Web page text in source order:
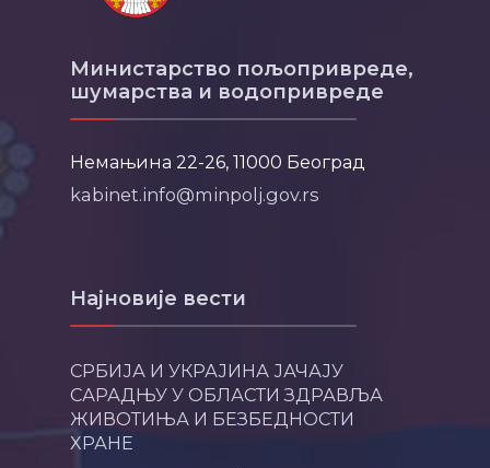
Министарство пољопривреде,
шумарства и водопривреде
Немањина 22-26, 11000 Београд
kabinet.info@minpolj.gov.rs
Најновије вести
СРБИЈА И УКРАЈИНА ЈАЧАЈУ
САРАДЊУ У ОБЛАСТИ ЗДРАВЉА
ЖИВОТИЊА И БЕЗБЕДНОСТИ
ХРАНЕ